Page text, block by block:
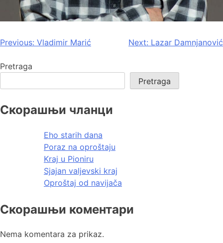
Previous: Vladimir Marić Next: Lazar Damnjanović
Pretraga
Pretraga
Скорашњи чланци
Eho starih dana
Poraz na oproštaju
Kraj u Pioniru
Sjajan valjevski kraj
Oproštaj od navijača
Скорашњи коментари
Nema komentara za prikaz.